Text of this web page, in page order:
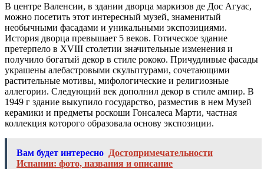
В центре Валенсии, в здании дворца маркизов де Дос Агуас,
можно посетить этот интересный музей, знаменитый
необычными фасадами и уникальными экспозициями.
История дворца превышает 5 веков. Готическое здание
претерпело в XVIII столетии значительные изменения и
получило богатый декор в стиле рококо. Причудливые фасады
украшены алебастровыми скульптурами, сочетающими
растительные мотивы, мифологические и религиозные
аллегории. Следующий век дополнил декор в стиле ампир. В
1949 г здание выкупило государство, разместив в нем Музей
керамики и предметы роскоши Гонсалеса Марти, частная
коллекция которого образовала основу экспозиции.
Вам будет интересно Достопримечательности
Испании: фото, названия и описание